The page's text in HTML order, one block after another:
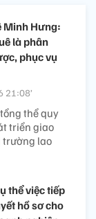
Minh Hưng:
là phân
phục vụ
21:08’
thể quy
triển giao
trường lao
thể việc tiếp
hồ sơ cho